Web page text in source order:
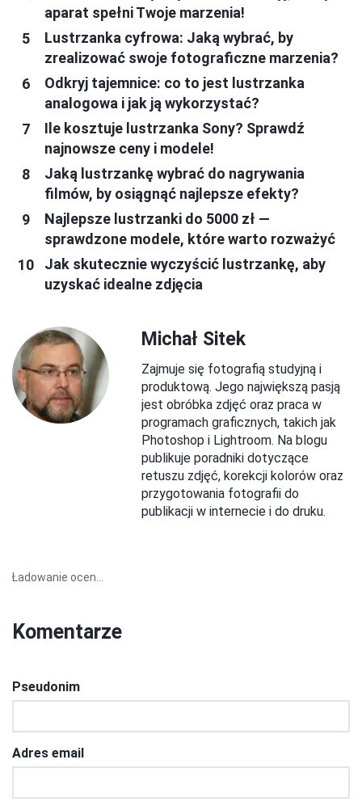
aparat spełni Twoje marzenia!
Lustrzanka cyfrowa: Jaką wybrać, by
zrealizować swoje fotograficzne marzenia?
Odkryj tajemnice: co to jest lustrzanka
analogowa i jak ją wykorzystać?
Ile kosztuje lustrzanka Sony? Sprawdź
najnowsze ceny i modele!
Jaką lustrzankę wybrać do nagrywania
filmów, by osiągnąć najlepsze efekty?
Najlepsze lustrzanki do 5000 zł —
sprawdzone modele, które warto rozważyć
Jak skutecznie wyczyścić lustrzankę, aby
uzyskać idealne zdjęcia
Michał Sitek
Zajmuje się fotografią studyjną i
produktową. Jego największą pasją
jest obróbka zdjęć oraz praca w
programach graficznych, takich jak
Photoshop i Lightroom. Na blogu
publikuje poradniki dotyczące
retuszu zdjęć, korekcji kolorów oraz
przygotowania fotografii do
publikacji w internecie i do druku.
Ładowanie ocen...
Komentarze
Pseudonim
Adres email